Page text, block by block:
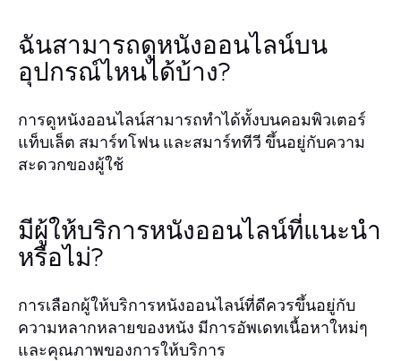
ฉันสามารถดูหนังออนไลน์บน
อุปกรณ์ไหนได้บ้าง?
การดูหนังออนไลน์สามารถทำได้ทั้งบนคอมพิวเตอร์
แท็บเล็ต สมาร์ทโฟน และสมาร์ททีวี ขึ้นอยู่กับความ
สะดวกของผู้ใช้
มีผู้ให้บริการหนังออนไลน์ที่แนะนำ
หรือไม่?
การเลือกผู้ให้บริการหนังออนไลน์ที่ดีควรขึ้นอยู่กับ
ความหลากหลายของหนัง มีการอัพเดทเนื้อหาใหม่ๆ
และคุณภาพของการให้บริการ